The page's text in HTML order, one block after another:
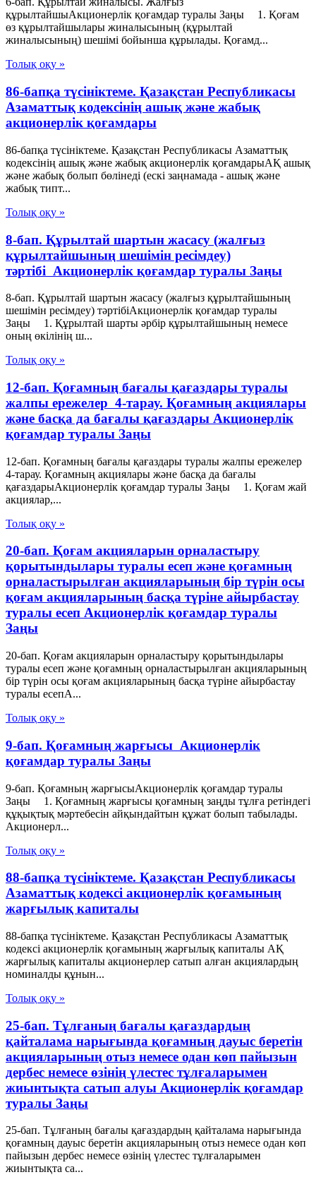
құрылтайшыАкционерлік қоғамдар туралы Заңы 1. Қоғам
өз құрылтайшылары жиналысының (құрылтай
жиналысының) шешімі бойынша құрылады. Қоғамд...
Толық оқу »
86-бапқа түсініктеме. Қазақстан Республикасы
Азаматтық кодексінің ашық және жабық
акционерлік қоғамдары
86-бапқа түсініктеме. Қазақстан Республикасы Азаматтық
кодексінің ашық және жабық акционерлік қоғамдарыАҚ ашық
және жабық болып бөлінеді (ескі заңнамада - ашық және
жабық типт...
Толық оқу »
8-бап. Құрылтай шартын жасасу (жалғыз
құрылтайшының шешімін ресімдеу)
тәртібі Акционерлік қоғамдар туралы Заңы
8-бап. Құрылтай шартын жасасу (жалғыз құрылтайшының
шешімін ресімдеу) тәртібіАкционерлік қоғамдар туралы
Заңы 1. Құрылтай шарты әрбір құрылтайшының немесе
оның өкілінің ш...
Толық оқу »
12-бап. Қоғамның бағалы қағаздары туралы
жалпы ережелер 4-тарау. Қоғамның акциялары
және басқа да бағалы қағаздары Акционерлік
қоғамдар туралы Заңы
12-бап. Қоғамның бағалы қағаздары туралы жалпы ережелер
4-тарау. Қоғамның акциялары және басқа да бағалы
қағаздарыАкционерлік қоғамдар туралы Заңы 1. Қоғам жай
акциялар,...
Толық оқу »
20-бап. Қоғам акцияларын орналастыру
қорытындылары туралы есеп және қоғамның
орналастырылған акцияларының бір түрін осы
қоғам акцияларының басқа түріне айырбастау
туралы есеп Акционерлік қоғамдар туралы
Заңы
20-бап. Қоғам акцияларын орналастыру қорытындылары
туралы есеп және қоғамның орналастырылған акцияларының
бір түрін осы қоғам акцияларының басқа түріне айырбастау
туралы есепА...
Толық оқу »
9-бап. Қоғамның жарғысы Акционерлік
қоғамдар туралы Заңы
9-бап. Қоғамның жарғысыАкционерлік қоғамдар туралы
Заңы 1. Қоғамның жарғысы қоғамның заңды тұлға ретіндегі
құқықтық мәртебесін айқындайтын құжат болып табылады.
Акционерл...
Толық оқу »
88-бапқа түсініктеме. Қазақстан Республикасы
Азаматтық кодексі акционерлік қоғамының
жарғылық капиталы
88-бапқа түсініктеме. Қазақстан Республикасы Азаматтық
кодексі акционерлік қоғамының жарғылық капиталы АҚ
жарғылық капиталы акционерлер сатып алған акциялардың
номиналды құнын...
Толық оқу »
25-бап. Тұлғаның бағалы қағаздардың
қайталама нарығында қоғамның дауыс беретін
акцияларының отыз немесе одан көп пайызын
дербес немесе өзінің үлестес тұлғаларымен
жиынтықта сатып алуы Акционерлік қоғамдар
туралы Заңы
25-бап. Тұлғаның бағалы қағаздардың қайталама нарығында
қоғамның дауыс беретін акцияларының отыз немесе одан көп
пайызын дербес немесе өзінің үлестес тұлғаларымен
жиынтықта са...